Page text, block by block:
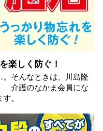
楽しく防ぐ！
そんなときは、川島隆
介護のなかま会員にな
。